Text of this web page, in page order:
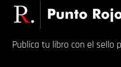
Publica tu libro con el sello